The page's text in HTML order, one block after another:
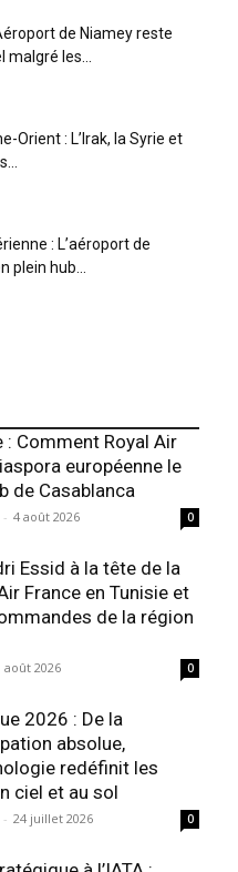
de Niamey reste
les...
Orient : L’Irak, la Syrie et
: L’aéroport de
plein hub...
: Comment Royal Air
européenne le
de Casablanca
- 4 août 2026 0
Essid à la tête de la
France en Tunisie et
de la région
août 2026 0
2026 : De la
absolue,
redéfinit les
ciel et au sol
- 24 juillet 2026 0